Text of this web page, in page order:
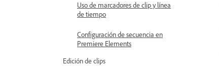
Uso de marcadores de clip y línea
de tiempo
Configuración de secuencia en
Premiere Elements
Edición de clips